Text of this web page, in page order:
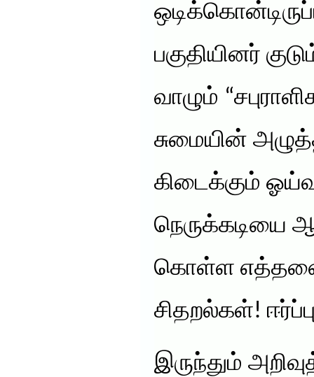
பகுதியினர்
வாழும்
சுமையின்
கிடைக்கும்
நெருக்கடியை
கொள்ள
சிதறல்கள்!
இருந்தும்